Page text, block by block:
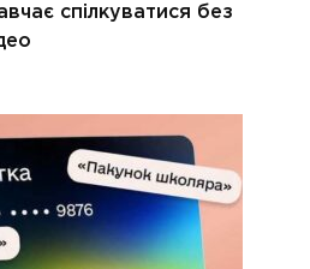
спілкуватися без